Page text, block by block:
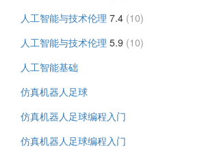
人工智能与技术伦理 7.4 (10)
人工智能与技术伦理 5.9 (10)
人工智能基础
仿真机器人足球
仿真机器人足球编程入门
仿真机器人足球编程入门